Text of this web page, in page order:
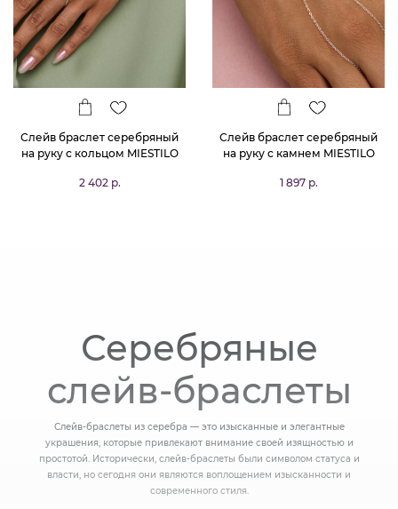
Слейв браслет серебряный
на руку с кольцом MIESTILO
2 402 р.
Слейв браслет серебряный
на руку с камнем MIESTILO
1 897 р.
Серебряные
слейв-браслеты
Слейв-браслеты из серебра — это изысканные и элегантные
украшения, которые привлекают внимание своей изящностью и
простотой. Исторически, слейв-браслеты были символом статуса и
власти, но сегодня они являются воплощением изысканности и
современного стиля.